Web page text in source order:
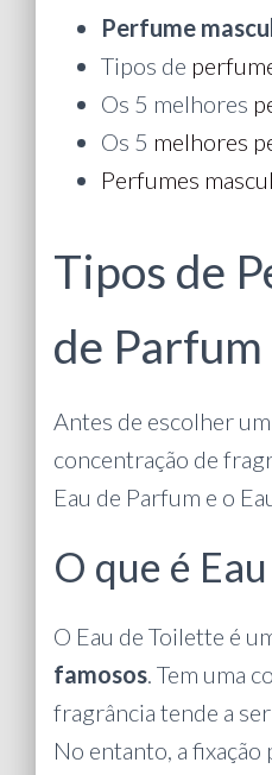
Perfume
Tipos de
Os 5 melhores
Os 5 melhores
Perfumes
Tipos de
de Parfum
Antes de escolher um
concentração de
Eau de Parfum e o
O que é
O Eau de Toilette é
famosos. Tem uma
fragrância tende a
No entanto, a